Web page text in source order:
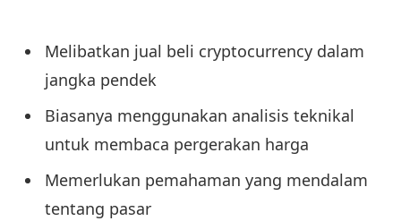
Melibatkan jual beli cryptocurrency dalam
jangka pendek
Biasanya menggunakan analisis teknikal
untuk membaca pergerakan harga
Memerlukan pemahaman yang mendalam
tentang pasar